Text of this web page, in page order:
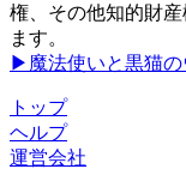
権、その他知的財
ます。
▶魔法使いと黒猫の
トップ
ヘルプ
運営会社